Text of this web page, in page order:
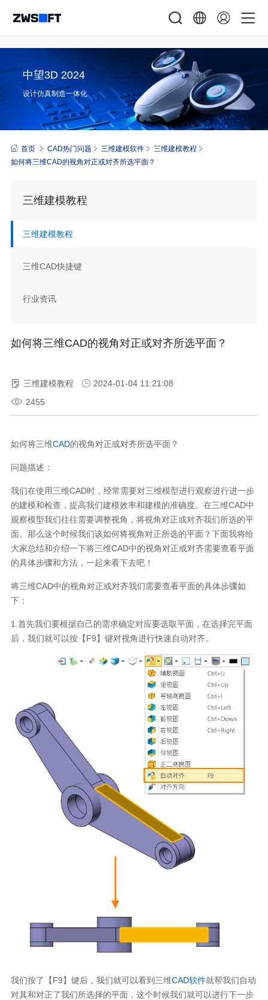
中望3D 2024
设计仿真制造一体化
首页 CAD热门问题 三维建模软件
三维建模教程
如何将三维CAD的视角对正或对齐所选平面？
三维建模教程
三维建模教程
三维CAD快捷键
行业资讯
如何将三维CAD的视角对正或对齐所选平面？
三维建模教程
2024-01-04 11:21:08
2455
如何将三维CAD的视角对正或对齐所选平面？
问题描述：
我们在使用三维CAD时，经常需要对三维模型进行观察进行进一步
的建模和检查，提高我们建模效率和建模的准确度。在三维CAD中
观察模型我们往往需要调整视角，将视角对正或对齐我们所选的平
面。那么这个时候我们该如何将视角对正所选的平面？下面我将给
大家总结和介绍一下将三维CAD中的视角对正或对齐需要查看平面
的具体步骤和方法，一起来看下去吧！
将三维CAD中的视角对正或对齐我们需要查看平面的具体步骤如
下：
1.首先我们要根据自己的需求确定对应要选取平面，在选择完平面
后，我们就可以按【F9】键对视角进行快速自动对齐。
我们按了【F9】键后，我们就可以看到三维CAD软件就帮我们自动
对其和对正了我们所选择的平面，这个时候我们就可以进行下一步